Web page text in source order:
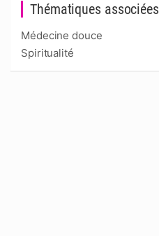
Thématiques associées
Médecine douce
Spiritualité